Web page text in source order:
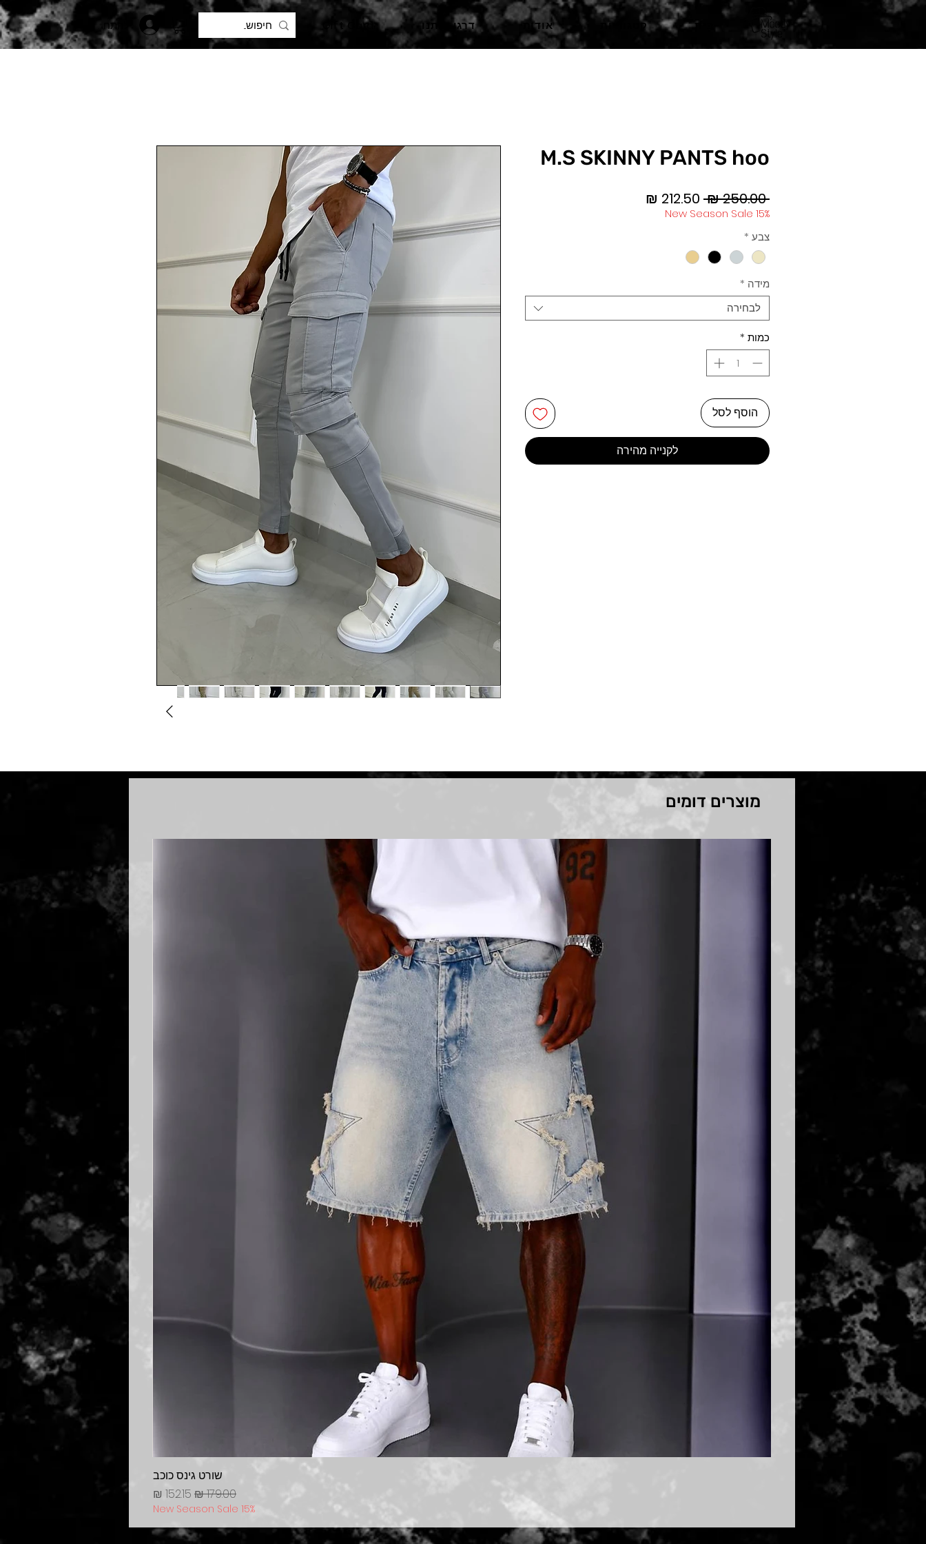
להתחברות Gift Card דרגו אותנו אודות קטגוריות בית
M.S SKINNY PANTS hoo
‏250.00 ‏₪
מחיר
רגיל
New Season Sale 15%
צבע *
מידה *
לבחירה
כמות *
הוסף לסל
לקנייה מהירה
מוצרים דומים
שורט גינס כוכב
מחיר רגיל מחיר מבצע
New Season Sale 15%